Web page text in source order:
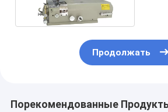
Продолжать
Порекомендованные